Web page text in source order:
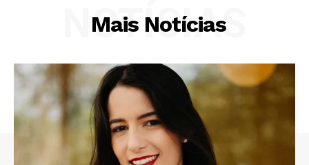
Mais Notícias
NOTÍCIAS